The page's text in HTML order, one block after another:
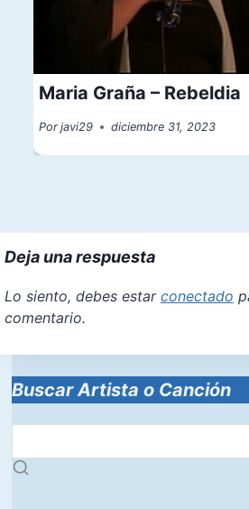
Maria Graña – Rebeldia
Por javi29 diciembre 31, 2023
Deja una respuesta
Lo siento, debes estar conectado
comentario.
Buscar Artista o Canción